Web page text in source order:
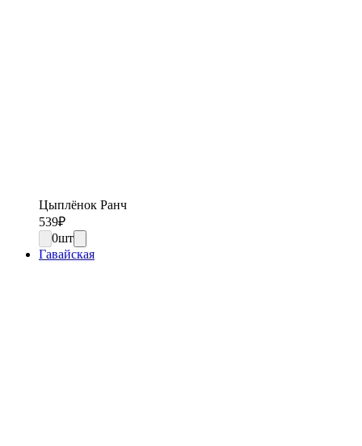
Цыплёнок Ранч
539₽
0шт
Гавайская